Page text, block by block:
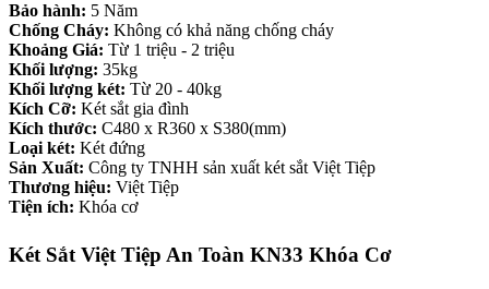
Bảo hành: 5 Năm
Chống Cháy: Không có khả năng chống cháy
Khoảng Giá: Từ 1 triệu - 2 triệu
Khối lượng: 35kg
Khối lượng két: Từ 20 - 40kg
Kích Cỡ: Két sắt gia đình
Kích thước: C480 x R360 x S380(mm)
Loại két: Két đứng
Sản Xuất: Công ty TNHH sản xuất két sắt Việt Tiệp
Thương hiệu: Việt Tiệp
Tiện ích: Khóa cơ
Két Sắt Việt Tiệp An Toàn KN33 Khóa Cơ